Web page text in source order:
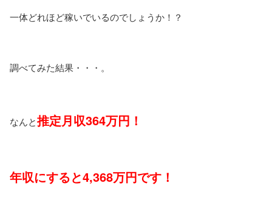
一体どれほど稼いでいるのでしょうか！？
調べてみた結果・・・。
なんと推定月収364万円！
年収にすると4,368万円です！